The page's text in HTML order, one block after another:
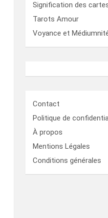
Signification des
Tarots Amour
Voyance et
Contact
Politique de
À propos
Mentions Légales
Conditions générales